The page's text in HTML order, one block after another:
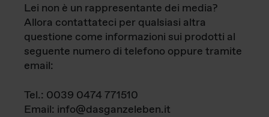
Lei non è un rappresentante dei media?
Allora contattateci per qualsiasi altra
questione come informazioni sui prodotti al
seguente numero di telefono oppure tramite
email:
Tel.: 0039 0474 771510
Email: info@dasganzeleben.it